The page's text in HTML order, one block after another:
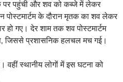
पर पहुंची और शव को कब्जे में लेकर
पोस्टमार्टम के दौरान मृतक का शव लेकर
गए। देर शाम तक शव पोस्टमार्टम
जिससे प्रशासनिक हलचल मच गई।
वहीं स्थानीय लोगों में इस घटना को